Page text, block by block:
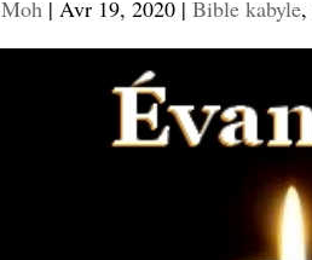
Moh| Avr 19, 2020| Bible kabyle,